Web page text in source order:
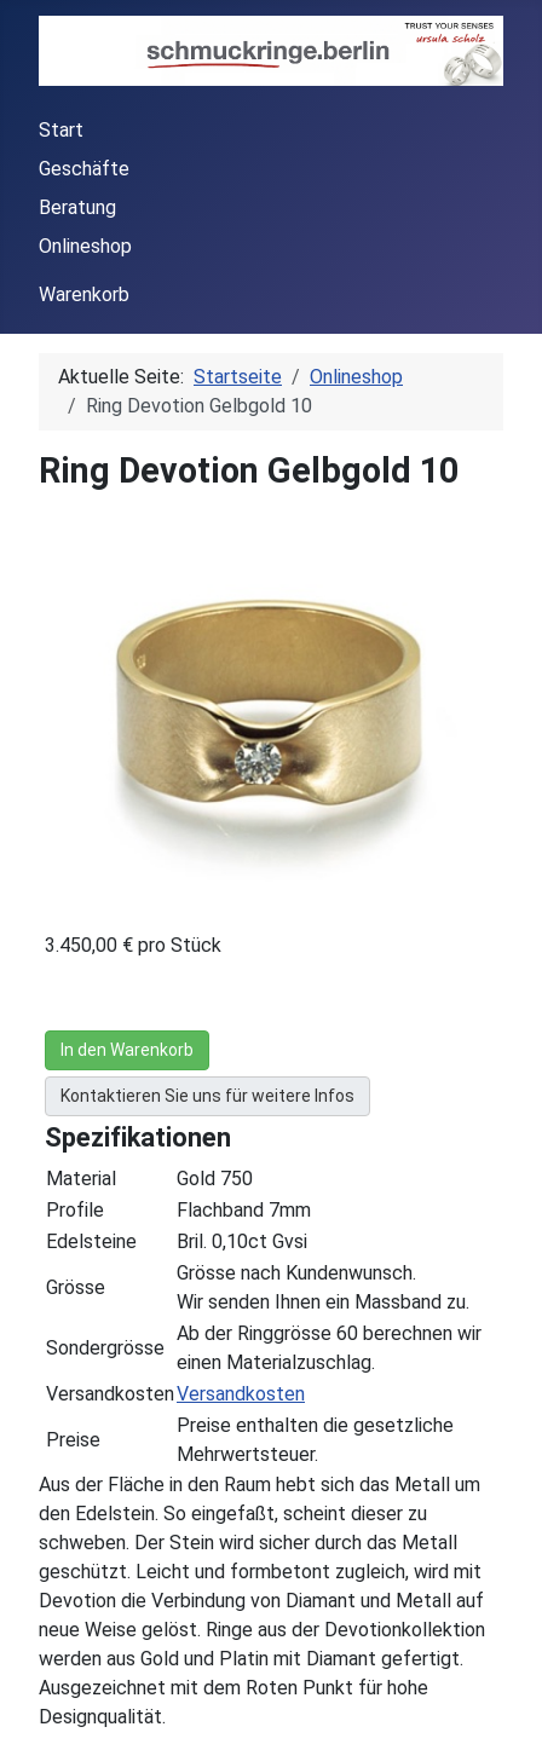
Start
Geschäfte
Beratung
Onlineshop
Warenkorb
Aktuelle Seite: Startseite
Onlineshop
Ring Devotion Gelbgold 10
Ring Devotion Gelbgold 10
3.450,00 € pro Stück
In den Warenkorb
Kontaktieren Sie uns für weitere Infos
Spezifikationen
Material
Gold 750
Profile
Flachband 7mm
Edelsteine
Bril. 0,10ct Gvsi
Grösse
Grösse nach Kundenwunsch.
Wir senden Ihnen ein Massband zu.
Sondergrösse
Ab der Ringgrösse 60 berechnen wir
einen Materialzuschlag.
VersandkostenVersandkosten
Preise
Preise enthalten die gesetzliche
Mehrwertsteuer.
Aus der Fläche in den Raum hebt sich das Metall um
den Edelstein. So eingefaßt, scheint dieser zu
schweben. Der Stein wird sicher durch das Metall
geschützt. Leicht und formbetont zugleich, wird mit
Devotion die Verbindung von Diamant und Metall auf
neue Weise gelöst. Ringe aus der Devotionkollektion
werden aus Gold und Platin mit Diamant gefertigt.
Ausgezeichnet mit dem Roten Punkt für hohe
Designqualität.